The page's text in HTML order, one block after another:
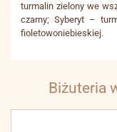
turmalin zielony we
czarny; Syberyt –
fioletowoniebieskiej.
Biżuteria